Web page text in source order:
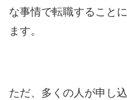
な事情で転職すること
ます。
ただ、多くの人が申し